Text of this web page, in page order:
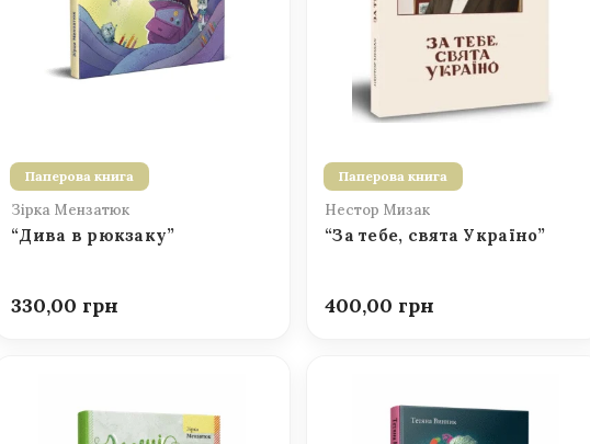
Паперова книга
Зірка Мензатюк
“Дива в рюкзаку”
330,00
Паперова книга
Нестор Мизак
“За тебе, свята Україно”
400,00